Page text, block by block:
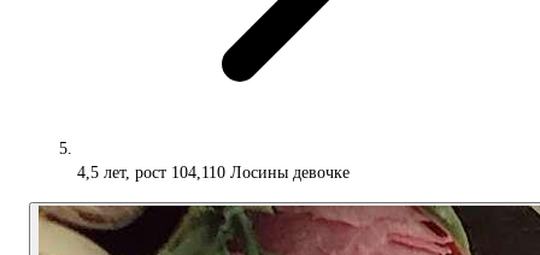
4,5 лет, рост 104,110 Лосины девочке